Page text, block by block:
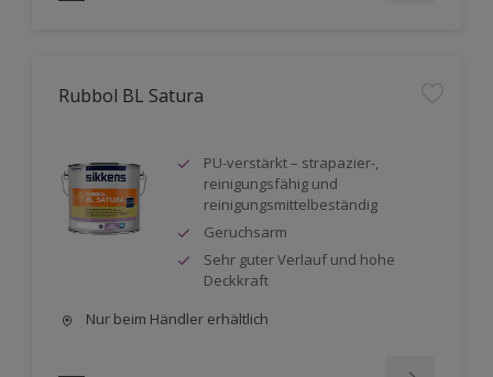
Rubbol BL Satura
PU-verstärkt – strapazier-,
reinigungsfähig und
reinigungsmittelbeständig
Geruchsarm
Sehr guter Verlauf und hohe
Deckkraft
Nur beim Händler erhältlich